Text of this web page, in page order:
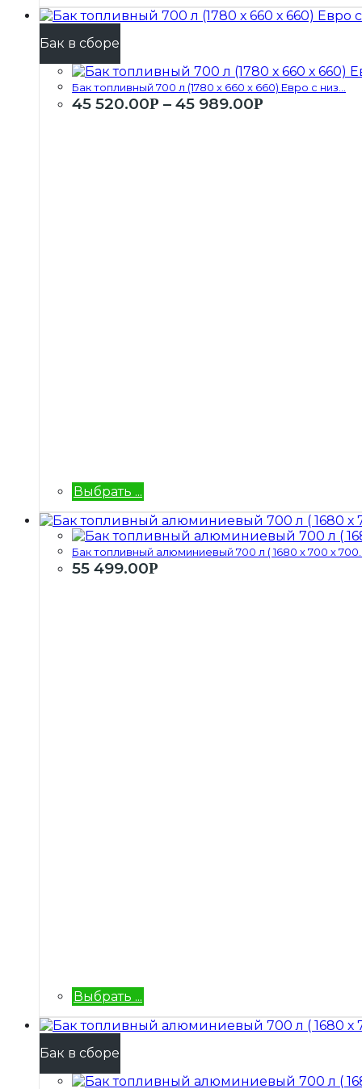
Бак в сборе
Бак топливный 700 л (1780 х 660 х 660) Евро с низ...
45 520.00Р – 45 989.00Р
Выбрать ...
Бак топливный алюминиевый 700 л ( 1680 х 700 х
55 499.00Р
Выбрать ...
Бак в сборе